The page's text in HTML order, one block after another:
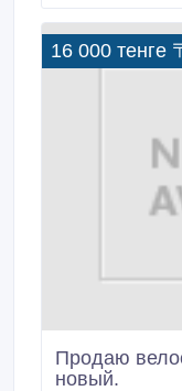
16 000 тенге
Продаю
новый.